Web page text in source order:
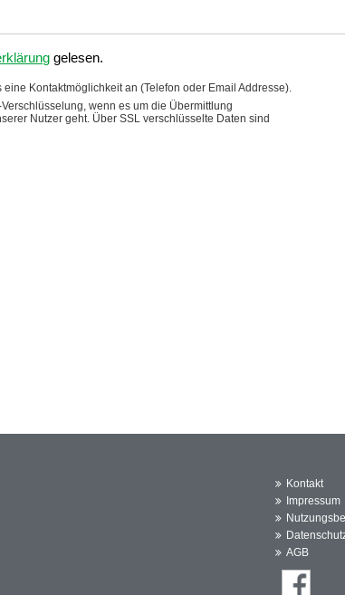
Kontakt
Impressum
AGB